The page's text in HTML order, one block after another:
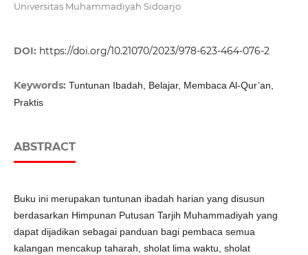
Universitas Muhammadiyah Sidoarjo
DOI: https://doi.org/10.21070/2023/978-623-464-076-2
Keywords: Tuntunan Ibadah, Belajar, Membaca Al-Qur’an,
Praktis
ABSTRACT
Buku ini merupakan tuntunan ibadah harian yang disusun
berdasarkan Himpunan Putusan Tarjih Muhammadiyah yang
dapat dijadikan sebagai panduan bagi pembaca semua
kalangan mencakup taharah, sholat lima waktu, sholat